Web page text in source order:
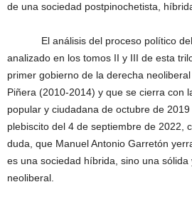
de una sociedad postpinochetista,
El análisis del proceso político del
analizado en los tomos II y III de esta
primer gobierno de la derecha
Piñera (2010-2014) y que se cierra con
popular y ciudadana de octubre de
plebiscito del 4 de septiembre de 2022,
duda, que Manuel Antonio Garretón
es una sociedad híbrida, sino una
neoliberal.